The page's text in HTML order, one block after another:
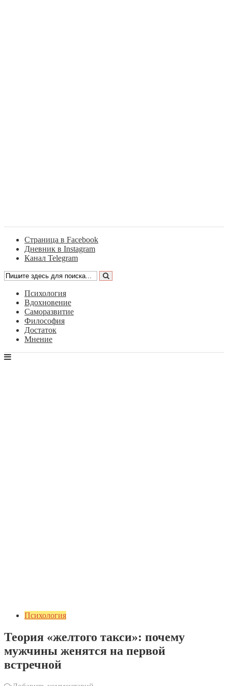
Страница в Facebook
Дневник в Instagram
Канал Telegram
Психология
Вдохновение
Саморазвитие
Философия
Достаток
Мнение
Психология
Теория «желтого такси»: почему
мужчины женятся на первой
встречной